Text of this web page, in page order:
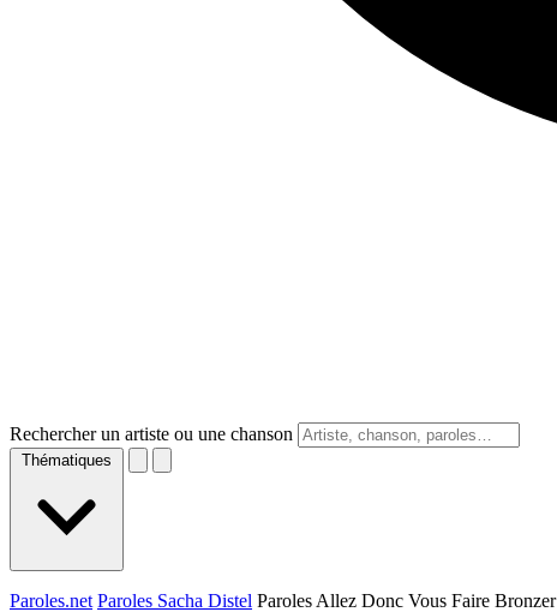
Rechercher un artiste ou une chanson
Thématiques
Paroles.net Paroles Sacha Distel Paroles Allez Donc Vous Faire Bronzer